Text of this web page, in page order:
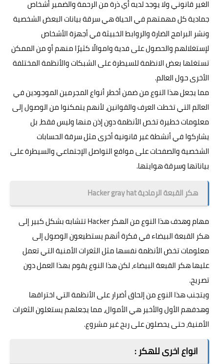
الغير قانوني ولا يوجد لديه أي ذرة من الرحمة والضمير أشخاص
جمادية كل مهمتهم في الحياة هي سرقة بيانات البعض الشخصية
ونشر البرامج الضارة والروابط الخبيثة في أجهزة الأشخاص
لإستغلالهم والحصول على فدية واموالًا كثيرًا منهم أو من الممكن
تستغلها بعض الانظمة للسيطرة على الشبكات والأنظمة المختلفة
الأخرى حول العالم.
مما يجعل هذا النوع من ضمن أخطر أنواع المجرمين الموجودين في
العالم التي تخطت العرف والقوانين، لأنهم يتمكنوا من الوصول إلى
معلومات خطيرة تخص الأنظمة دون إذن منها وليس فقط، بل
يشاركوا في أنشطة غير قانونية أخرى مثل سرقة الحسابات
الشخصية والصفحات على مواقع التواصل الإجتماعي والسيطرة على
بياناتها وسرقة هوايتها.
هكر القبعة الرمادية Hacker gray hat
مهام وهدف هذا النوع من الهكر Hacker تتشابه بشكل كبير إلى
هكر القبعة البيضاء في فكرة أنهم يستطيعون الوصول إلى
معلومات تخض الأنظمة نفسها مثل الثغرات الأمنية التي تعمل
عليها هكر القبعة البيضاء، لكن هذا النوع يقوم بهذا العمل دون
تصريح.
ويتجنب هذا النوع من إلحاق أضرار على الأنظمة التي اختراقها
وهدفهم الأول والأخير هي الأموال، مما يجعلهم يستغلون الثغرات
الأمنية، حتى يحصلون على ربح غير مشروع.
انواع اخرى للهكر :